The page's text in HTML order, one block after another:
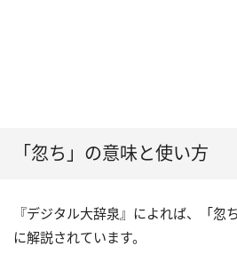
「忽ち」の意味と使い方
『デジタル大辞泉』によれば、「忽
に解説されています。